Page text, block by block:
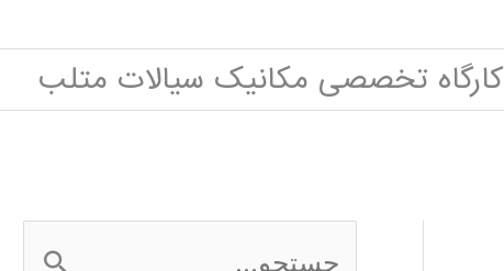
کارگاه تخصصی مکانیک سیالات متلب